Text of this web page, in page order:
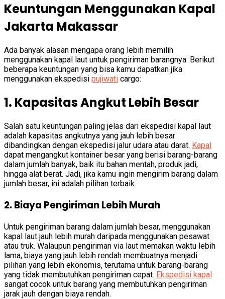
Keuntungan Menggunakan Kapal
Jakarta Makassar
Ada banyak alasan mengapa orang lebih memilih
menggunakan kapal laut untuk pengiriman barangnya. Berikut
beberapa keuntungan yang bisa kamu dapatkan jika
menggunakan ekspedisi pujiwati cargo:
1. Kapasitas Angkut Lebih Besar
Salah satu keuntungan paling jelas dari ekspedisi kapal laut
adalah kapasitas angkutnya yang jauh lebih besar
dibandingkan dengan ekspedisi jalur udara atau darat. Kapal
dapat mengangkut kontainer besar yang berisi barang-barang
dalam jumlah banyak, baik itu bahan mentah, produk jadi,
hingga alat berat. Jadi, jika kamu ingin mengirim barang dalam
jumlah besar, ini adalah pilihan terbaik.
2. Biaya Pengiriman Lebih Murah
Untuk pengiriman barang dalam jumlah besar, menggunakan
kapal laut jauh lebih murah daripada menggunakan pesawat
atau truk. Walaupun pengiriman via laut memakan waktu lebih
lama, biaya yang jauh lebih rendah membuatnya menjadi
pilihan yang lebih ekonomis, terutama untuk barang-barang
yang tidak membutuhkan pengiriman cepat. Ekspedisi kapal
sangat cocok untuk barang yang membutuhkan pengiriman
jarak jauh dengan biaya rendah.